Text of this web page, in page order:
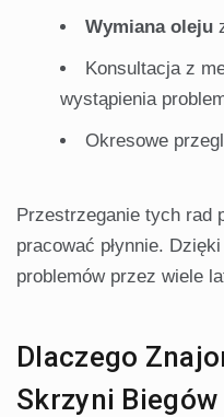
Wymiana oleju
Konsultacja z
wystąpienia
Okresowe
Przestrzeganie tych rad
pracować płynnie.
problemów przez wiele
Dlaczego
Skrzyni